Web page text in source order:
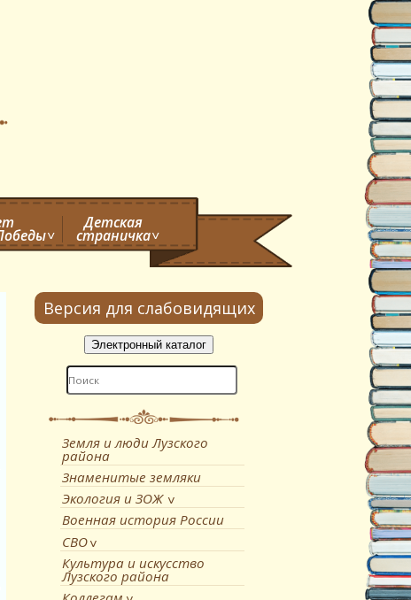
Детская
страничка
Версия для слабовидящих
Земля и люди Лузского
района
Знаменитые земляки
Экология и ЗОЖ
Военная история России
СВО
Культура и искусство
Лузского района